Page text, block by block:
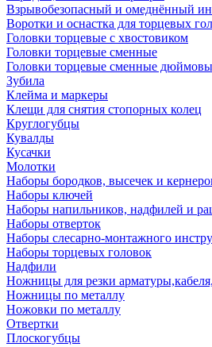
Взрывобезопасный и омеднённый
Воротки и оснаcтка для торцевых
Головки торцевые с хвостовиком
Головки торцевые сменные
Головки торцевые сменные
Зубила
Клейма и маркеры
Клещи для снятия стопорных колец
Круглогубцы
Кувалды
Кусачки
Молотки
Наборы бородков, высечек и
Наборы ключей
Наборы напильников, надфилей и
Наборы отверток
Наборы слесарно-монтажного
Наборы торцевых головок
Надфили
Ножницы для резки
Ножницы по металлу
Ножовки по металлу
Отвертки
Плоскогубцы